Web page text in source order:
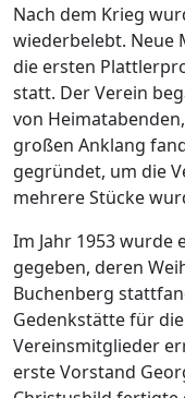
Nach dem Krieg
wiederbelebt. Neue
die ersten
statt. Der Verein
von
großen Anklang
gegründet, um die
mehrere Stücke
Im Jahr 1953 wurde
gegeben, deren
Buchenberg
Gedenkstätte für
Vereinsmitglieder
erste Vorstand